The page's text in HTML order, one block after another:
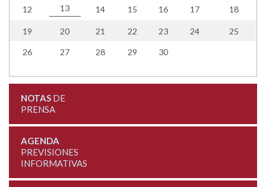
12 13 14 15 16 17 18
19 20 21 22 23 24 25
26 27 28 29 30
NOTASDE
PRENSA
AGENDA
PREVISIONES
INFORMATIVAS